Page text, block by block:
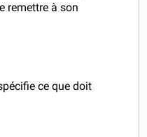
remettre à son
ce que doit